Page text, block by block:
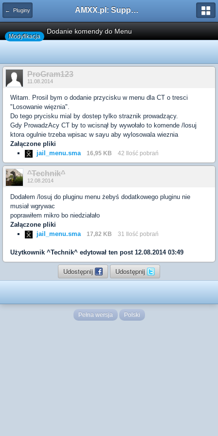
← Pluginy AMXX.pl: Support AMX Mod X i SourceMod
Modyfikacja
Dodanie komendy do Menu
ProGram123
11.08.2014
Witam. Prosil bym o dodanie przycisku w menu dla CT o tresci
"Losowanie więznia".
Do tego prycisku mial by dostep tylko straznik prowadzący.
Gdy ProwadzAcy CT by to wcisnął by wywołało to komende /losuj
ktora ogulnie trzeba wpisac w sayu aby wylosowala wieznia
Załączone pliki
jail_menu.sma
16,95 KB 42 Ilość pobrań
^Technik^
12.08.2014
Dodałem /losuj do pluginu menu żebyś dodatkowego pluginu nie
musiał wgrywac
poprawiłem mikro bo niedziałało
Załączone pliki
jail_menu.sma
17,82 KB 31 Ilość pobrań
Użytkownik ^Technik^ edytował ten post 12.08.2014 03:49
Udostępnij Udostępnij
Pełna wersja Polski